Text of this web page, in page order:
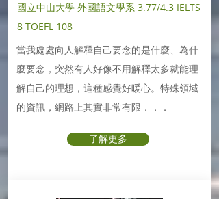
國立中山大學 外國語文學系 3.77/4.3 IELTS
8 TOEFL 108
當我處處向人解釋自己要念的是什麼、為什
麼要念，突然有人好像不用解釋太多就能理
解自己的理想，這種感覺好暖心。特殊領域
的資訊，網路上其實非常有限．．．
了解更多